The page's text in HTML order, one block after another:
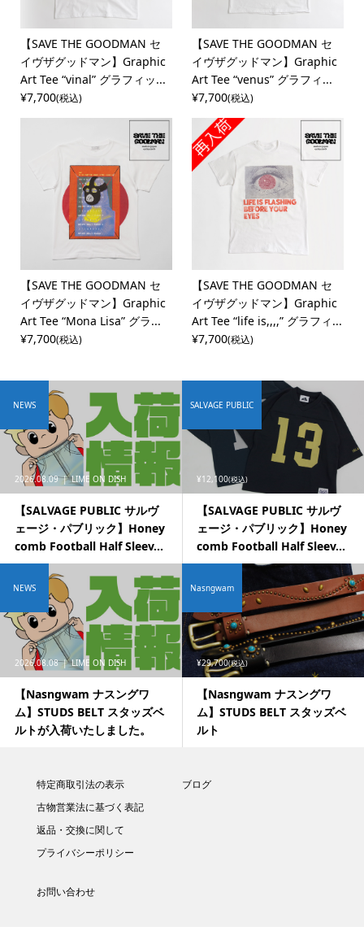
【SAVE THE GOODMAN セ
イヴザグッドマン】Graphic
Art Tee “vinal” グラフィッ...
¥7,700(税込)
【SAVE THE GOODMAN セ
イヴザグッドマン】Graphic
Art Tee “venus” グラフィ...
¥7,700(税込)
【SAVE THE GOODMAN セ
イヴザグッドマン】Graphic
Art Tee “Mona Lisa” グラ...
¥7,700(税込)
【SAVE THE GOODMAN セ
イヴザグッドマン】Graphic
Art Tee “life is,,,,” グラフィ...
¥7,700(税込)
2026.08.09 LIME ON DISH
【SALVAGE PUBLIC サルヴ
ェージ・パブリック】Honey
comb Football Half Sleev...
NEWS
¥12,100(税込)
【SALVAGE PUBLIC サルヴ
ェージ・パブリック】Honey
comb Football Half Sleev...
SALVAGE PUBLIC
2026.08.08 LIME ON DISH
【Nasngwam ナスングワ
ム】STUDS BELT スタッズベ
ルトが入荷いたしました。
NEWS
¥29,700(税込)
【Nasngwam ナスングワ
ム】STUDS BELT スタッズベ
ルト
Nasngwam
特定商取引法の表示
古物営業法に基づく表記
返品・交換に関して
プライバシーポリシー
ブログ
お問い合わせ